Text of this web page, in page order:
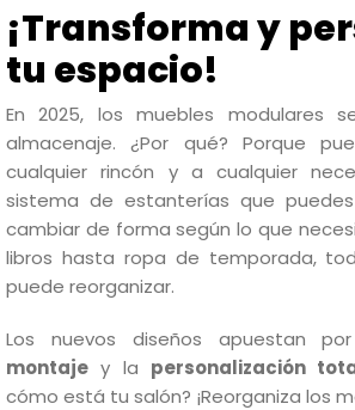
¡Transforma y
tu espacio!
En 2025, los muebles modulares
almacenaje. ¿Por qué? Porque
cualquier rincón y a cualquier
sistema de estanterías que
cambiar de forma según lo que
libros hasta ropa de temporada,
puede reorganizar.
Los nuevos diseños apuestan
montaje y la personalización
cómo está tu salón? ¡Reorganiza los